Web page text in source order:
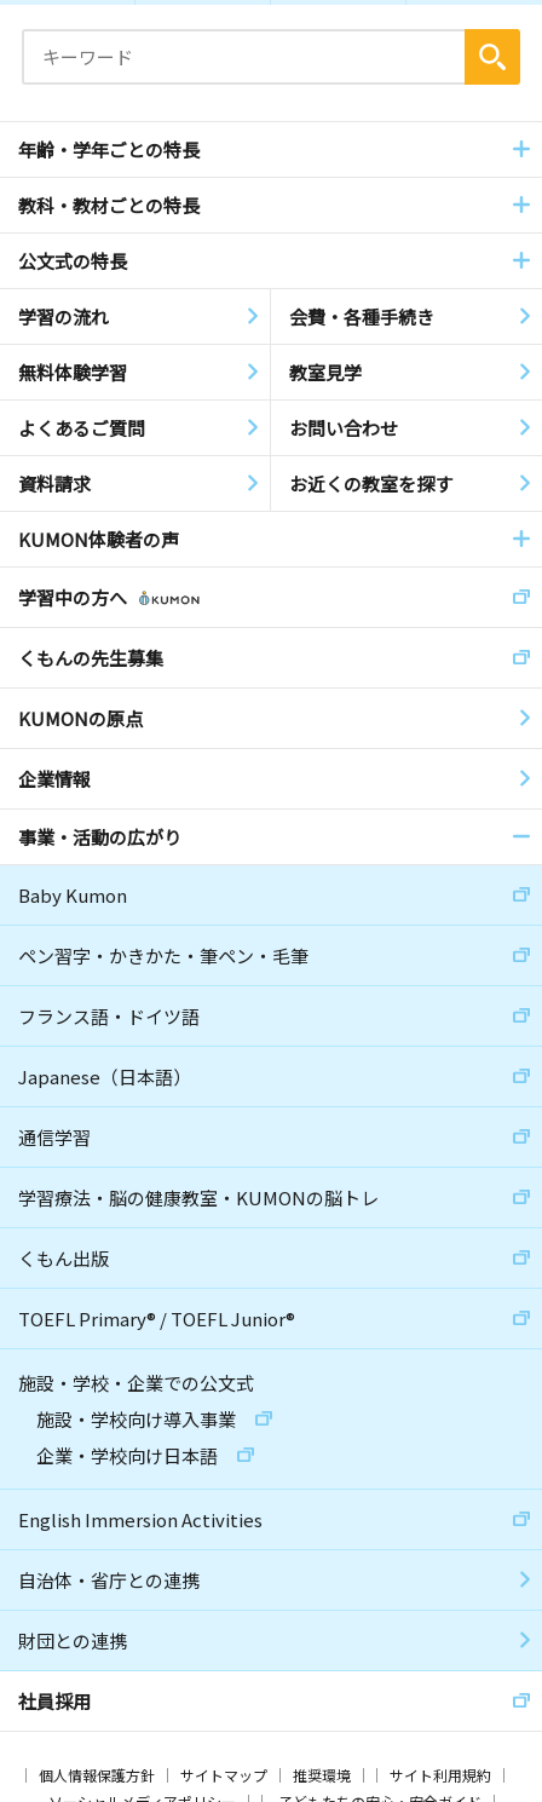
年齢・学年ごとの特長
教科・教材ごとの特長
公文式の特長
学習の流れ 会費・各種手続き
無料体験学習 教室見学
よくあるご質問 お問い合わせ
資料請求 お近くの教室を探す
KUMON体験者の声
学習中の方へ
くもんの先生募集
KUMONの原点
企業情報
事業・活動の広がり
Baby Kumon
ペン習字・かきかた・筆ペン・毛筆
フランス語・ドイツ語
Japanese（日本語）
通信学習
学習療法・脳の健康教室・KUMONの脳トレ
くもん出版
TOEFL Primary® /TOEFL Junior®
施設・学校・企業での公文式
施設・学校向け導入事業
企業・学校向け日本語
English Immersion Activities
自治体・省庁との連携
財団との連携
社員採用
個人情報保護方針 サイトマップ 推奨環境
サイト利用規約